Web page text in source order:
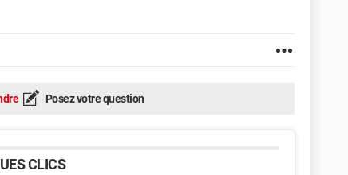
Posez votre question
CLICS